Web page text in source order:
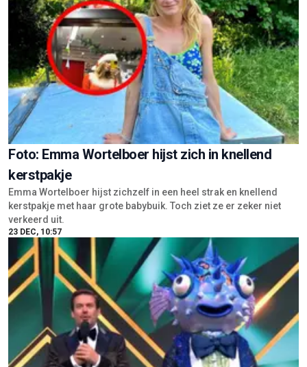
Foto: Emma Wortelboer hijst zich in knellend
kerstpakje
Emma Wortelboer hijst zichzelf in een heel strak en knellend
kerstpakje met haar grote babybuik. Toch ziet ze er zeker niet
verkeerd uit.
23 DEC, 10:57